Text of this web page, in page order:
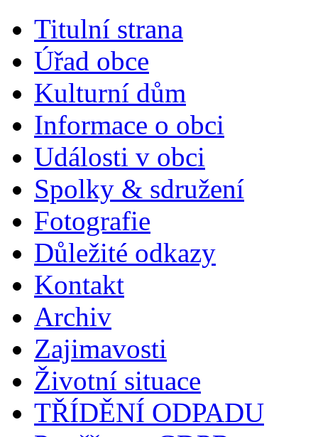
Titulní strana
Úřad obce
Kulturní dům
Informace o obci
Události v obci
Spolky & sdružení
Fotografie
Důležité odkazy
Kontakt
Archiv
Zajimavosti
Životní situace
TŘÍDĚNÍ ODPADU